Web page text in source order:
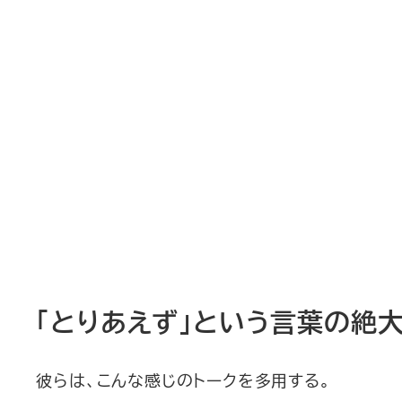
「とりあえず」という言葉の絶
彼らは、こんな感じのトークを多用する。